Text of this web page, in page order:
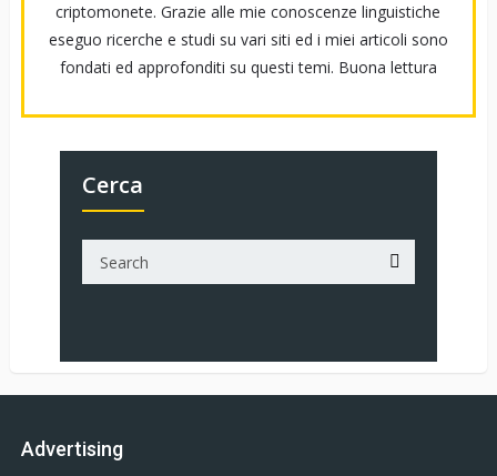
criptomonete. Grazie alle mie conoscenze linguistiche
eseguo ricerche e studi su vari siti ed i miei articoli sono
fondati ed approfonditi su questi temi. Buona lettura
Cerca
Advertising